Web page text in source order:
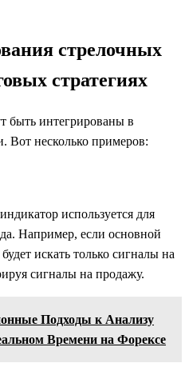
стрелочных
стратегиях
быть интегрированы в
Вот несколько примеров:
используется для
Например, если основной
искать только сигналы на
сигналы на продажу.
Подходы к Анализу
Времени на Форексе